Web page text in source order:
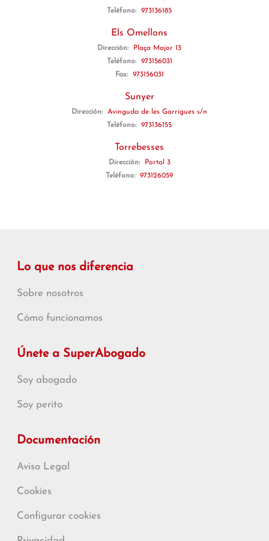
Teléfono:
973136185
Els Omellons
Dirección:
Plaça Major 13
Teléfono:
973156031
Fax:
973156031
Sunyer
Dirección:
Avinguda de les Garrigues s/n
Teléfono:
973136155
Torrebesses
Dirección:
Portal 3
Teléfono:
973126059
Lo que nos diferencia
Sobre nosotros
Cómo funcionamos
Únete a SuperAbogado
Soy abogado
Soy perito
Documentación
Aviso Legal
Cookies
Configurar cookies